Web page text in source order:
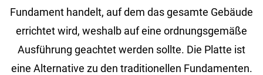
Fun­da­ment han­delt, auf dem das ge­sam­te Ge­bäu­de
er­rich­tet wird, wes­halb auf eine ord­nungs­ge­mä­ße
Aus­füh­rung ge­ach­tet wer­den soll­te. Die Plat­te ist
eine Al­ter­na­ti­ve zu den tra­di­tio­nel­len Fun­da­men­ten.